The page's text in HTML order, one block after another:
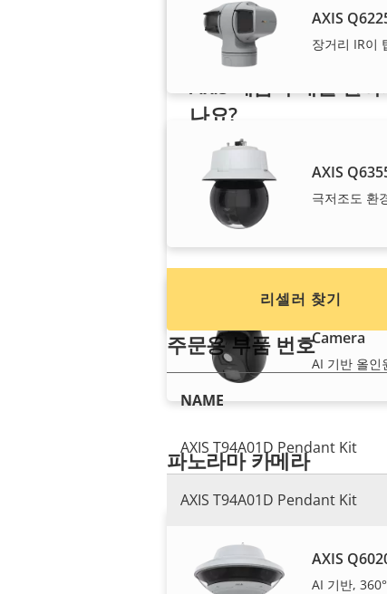
AXIS
장거리 IR이
AXIS
극저조도 환
AXIS
Camera
AI 기반 올인
파노라마 카메라
AXIS
AI 기반,
Axis 제품 구매를 원하
나요?
리셀러, 시스템 통합업체 및
품/시스템 설치업체를 찾아보
리셀러 찾기
주문용 부품 번호
NAME
AXIS T94A01D Pendant Kit
AXIS T94A01D Pendant Kit